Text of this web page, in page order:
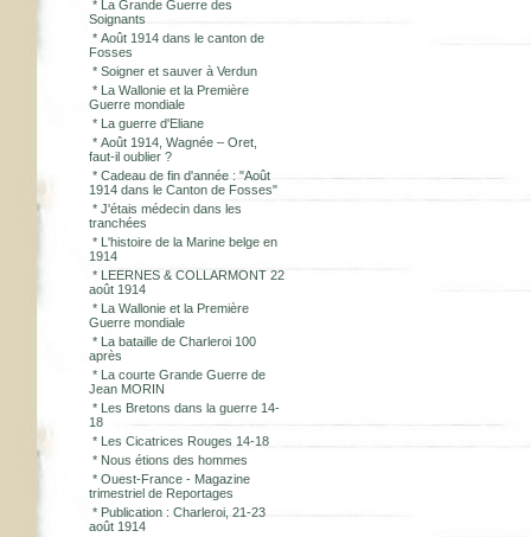
*
La Grande Guerre des
Soignants
* Août 1914 dans le canton de
Fosses
* Soigner et sauver à Verdun
* La Wallonie et la Première
Guerre mondiale
* La guerre d'Eliane
* Août 1914, Wagnée – Oret,
faut-il oublier ?
* Cadeau de fin d'année : "Août
1914 dans le Canton de Fosses"
* J'étais médecin dans les
tranchées
* L'histoire de la Marine belge en
1914
* LEERNES & COLLARMONT 22
août 1914
* La Wallonie et la Première
Guerre mondiale
* La bataille de Charleroi 100
après
* La courte Grande Guerre de
Jean MORIN
* Les Bretons dans la guerre 14-
18
* Les Cicatrices Rouges 14-18
* Nous étions des hommes
* Ouest-France - Magazine
trimestriel de Reportages
* Publication : Charleroi, 21-23
août 1914